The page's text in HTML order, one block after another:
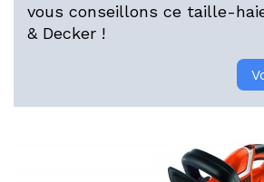
vous conseillons ce taille-
& Decker !